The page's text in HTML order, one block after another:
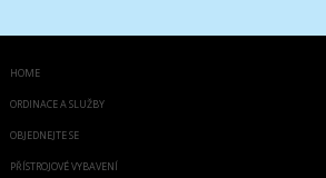
HOME
ORDINACE A SLUŽBY
OBJEDNEJTE SE
PŘÍSTROJOVÉ VYBAVENÍ